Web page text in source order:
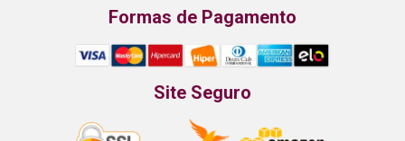
Formas de Pagamento
Site Seguro